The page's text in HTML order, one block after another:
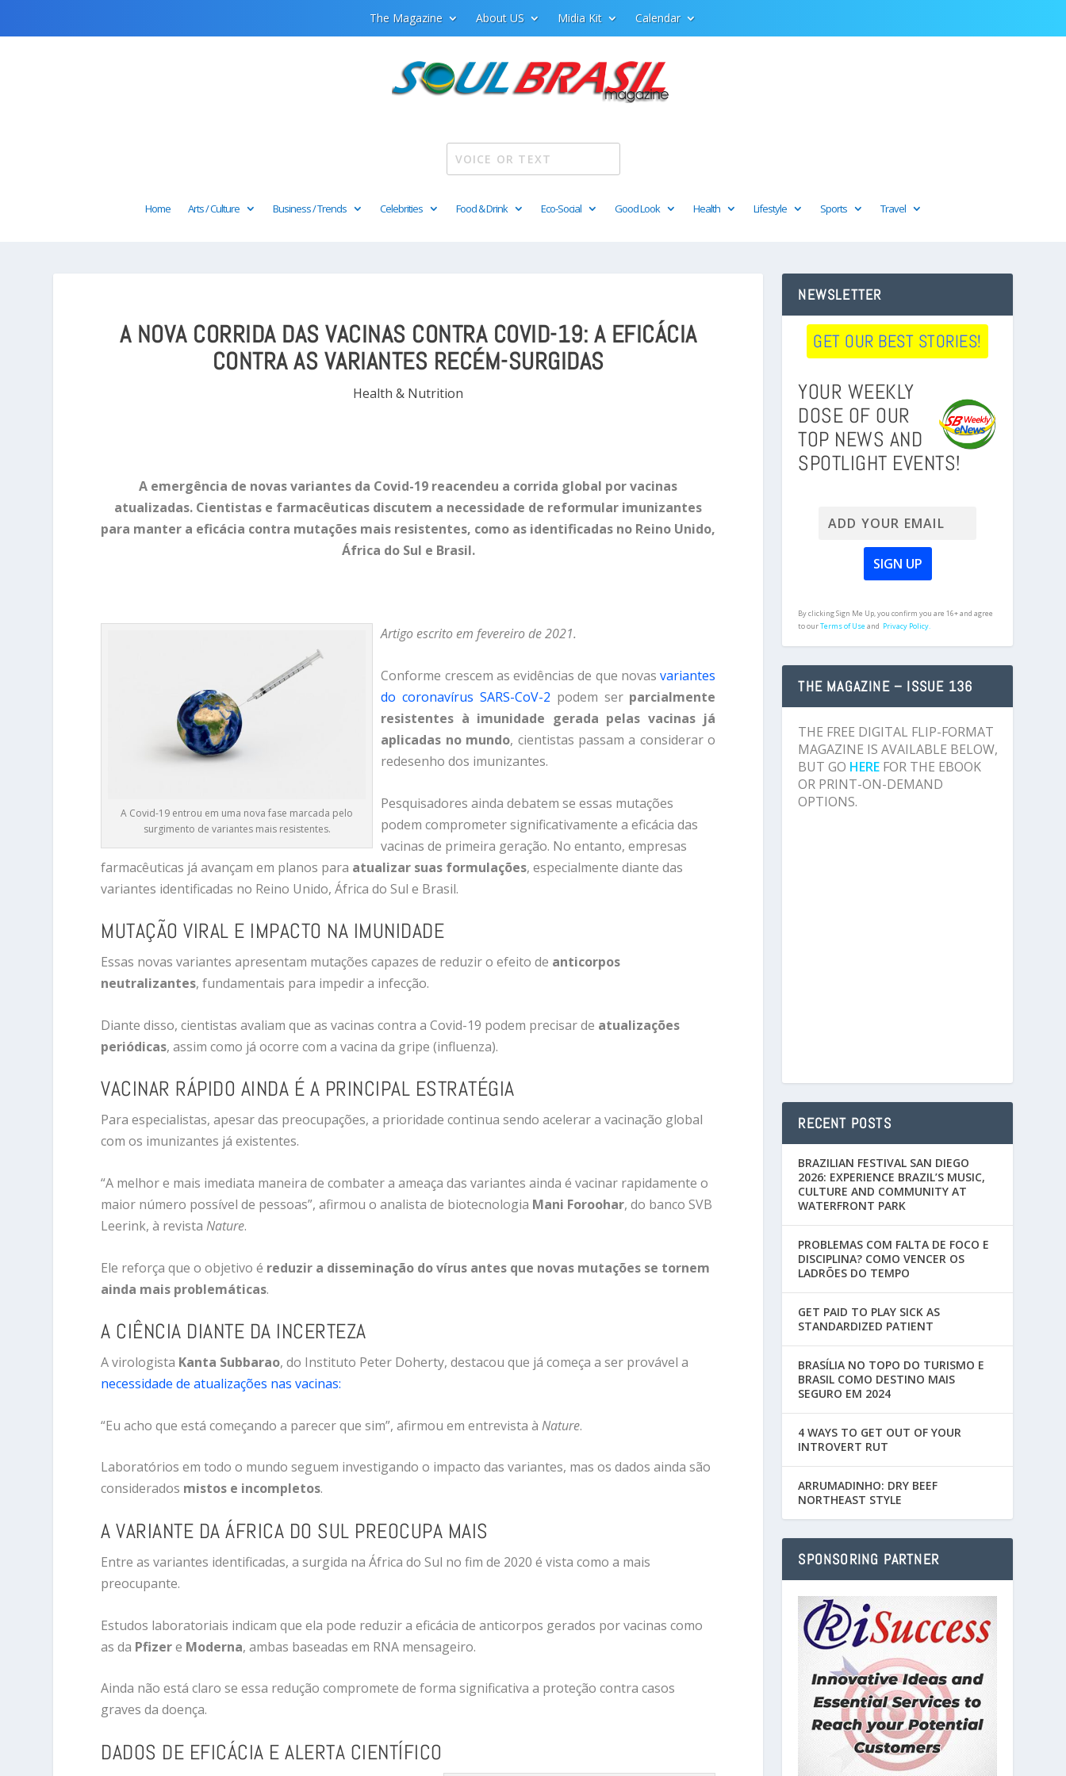
The Magazine About US Midia Kit Calendar
Home Arts / Culture Business / Trends Celebrities Food & Drink Eco-Social Good Look Health Lifestyle Sports Travel
A NOVA CORRIDA DAS VACINAS CONTRA COVID-19: A EFICÁCIA
CONTRA AS VARIANTES RECÉM-SURGIDAS
Health & Nutrition
A emergência de novas variantes da Covid-19 reacendeu a corrida global por vacinas
atualizadas. Cientistas e farmacêuticas discutem a necessidade de reformular imunizantes
para manter a eficácia contra mutações mais resistentes, como as identificadas no Reino Unido,
África do Sul e Brasil.
A Covid-19 entrou em uma nova fase marcada pelo
surgimento de variantes mais resistentes.
Artigo escrito em fevereiro de 2021.
Conforme crescem as evidências de que novas variantes
do coronavírus SARS-CoV-2 podem ser parcialmente
resistentes à imunidade gerada pelas vacinas já
aplicadas no mundo, cientistas passam a considerar o
redesenho dos imunizantes.
Pesquisadores ainda debatem se essas mutações
podem comprometer significativamente a eficácia das
vacinas de primeira geração. No entanto, empresas
farmacêuticas já avançam em planos para atualizar suas formulações, especialmente diante das
variantes identificadas no Reino Unido, África do Sul e Brasil.
MUTAÇÃO VIRAL E IMPACTO NA IMUNIDADE
Essas novas variantes apresentam mutações capazes de reduzir o efeito de anticorpos
neutralizantes, fundamentais para impedir a infecção.
Diante disso, cientistas avaliam que as vacinas contra a Covid-19 podem precisar de atualizações
periódicas, assim como já ocorre com a vacina da gripe (influenza).
VACINAR RÁPIDO AINDA É A PRINCIPAL ESTRATÉGIA
Para especialistas, apesar das preocupações, a prioridade continua sendo acelerar a vacinação global
com os imunizantes já existentes.
“A melhor e mais imediata maneira de combater a ameaça das variantes ainda é vacinar rapidamente o
maior número possível de pessoas”, afirmou o analista de biotecnologia Mani Foroohar, do banco SVB
Leerink, à revistaNature.
Ele reforça que o objetivo é reduzir a disseminação do vírus antes que novas mutações se tornem
ainda mais problemáticas.
A CIÊNCIA DIANTE DA INCERTEZA
A virologista Kanta Subbarao, do Instituto Peter Doherty, destacou que já começa a ser provável a
necessidade de atualizações nas vacinas:
“Eu acho que está começando a parecer que sim”, afirmou em entrevista àNature.
Laboratórios em todo o mundo seguem investigando o impacto das variantes, mas os dados ainda são
considerados mistos e incompletos.
A VARIANTE DA ÁFRICA DO SUL PREOCUPA MAIS
Entre as variantes identificadas, a surgida na África do Sul no fim de 2020 é vista como a mais
preocupante.
Estudos laboratoriais indicam que ela pode reduzir a eficácia de anticorpos gerados por vacinas como
as da Pfizere Moderna, ambas baseadas em RNA mensageiro.
Ainda não está claro se essa redução compromete de forma significativa a proteção contra casos
graves da doença.
DADOS DE EFICÁCIA E ALERTA CIENTÍFICO
NEWSLETTER
GET OUR BEST STORIES!
YOUR WEEKLY
DOSE OF OUR
TOP NEWS AND
SPOTLIGHT EVENTS!
By clicking Sign Me Up, you confirm you are 16+ and agree
to ourTerms of Useand Privacy Policy.
THE MAGAZINE – ISSUE 136
THE FREE DIGITAL FLIP-FORMAT
MAGAZINE IS AVAILABLE BELOW,
BUT GO HERE FOR THE EBOOK
OR PRINT-ON-DEMAND
OPTIONS.
RECENT POSTS
BRAZILIAN FESTIVAL SAN DIEGO
2026: EXPERIENCE BRAZIL’S MUSIC,
CULTURE AND COMMUNITY AT
WATERFRONT PARK
PROBLEMAS COM FALTA DE FOCO E
DISCIPLINA? COMO VENCER OS
LADRÕES DO TEMPO
GET PAID TO PLAY SICK AS
STANDARDIZED PATIENT
BRASÍLIA NO TOPO DO TURISMO E
BRASIL COMO DESTINO MAIS
SEGURO EM 2024
4 WAYS TO GET OUT OF YOUR
INTROVERT RUT
ARRUMADINHO: DRY BEEF
NORTHEAST STYLE
SPONSORING PARTNER